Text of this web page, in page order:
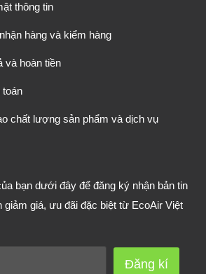
thông tin
hàng và kiểm hàng
và hoàn tiền
toán
chất lượng sản phẩm và dịch vụ
bạn dưới đây để đăng ký nhận bản tin
giá, ưu đãi đặc biệt từ EcoAir Việt
Đăng kí